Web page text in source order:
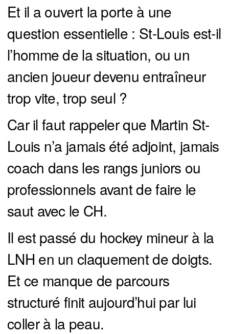
Et il a ouvert la porte à une
question essentielle : St-Louis est-il
l’homme de la situation, ou un
ancien joueur devenu entraîneur
trop vite, trop seul ?
Car il faut rappeler que Martin St-
Louis n’a jamais été adjoint, jamais
coach dans les rangs juniors ou
professionnels avant de faire le
saut avec le CH.
Il est passé du hockey mineur à la
LNH en un claquement de doigts.
Et ce manque de parcours
structuré finit aujourd’hui par lui
coller à la peau.